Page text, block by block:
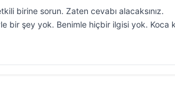
birine sorun. Zaten cevabı alacaksınız.
bir şey yok. Benimle hiçbir ilgisi yok. Koca